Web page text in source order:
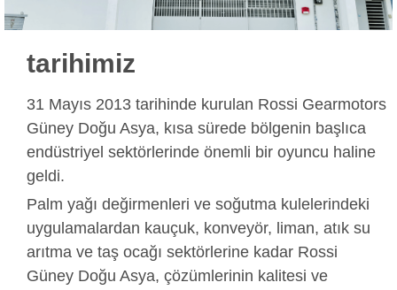
tarihimiz
31 Mayıs 2013 tarihinde kurulan Rossi Gearmotors
Güney Doğu Asya, kısa sürede bölgenin başlıca
endüstriyel sektörlerinde önemli bir oyuncu haline
geldi.
Palm yağı değirmenleri ve soğutma kulelerindeki
uygulamalardan kauçuk, konveyör, liman, atık su
arıtma ve taş ocağı sektörlerine kadar Rossi
Güney Doğu Asya, çözümlerinin kalitesi ve